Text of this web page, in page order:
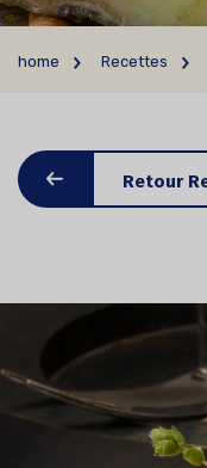
home Recettes
Retour